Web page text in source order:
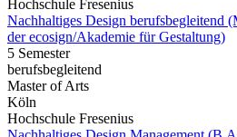
Hochschule Fresenius
Nachhaltiges Design berufsbegleitend
der ecosign/Akademie für Gestaltung)
5 Semester
berufsbegleitend
Master of Arts
Köln
Hochschule Fresenius